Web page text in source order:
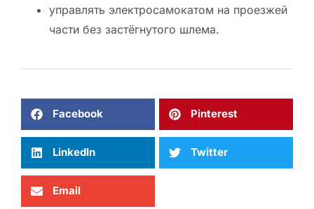
управлять электросамокатом на проезжей
части без застёгнутого шлема.
Facebook Pinterest
LinkedIn Twitter
Email